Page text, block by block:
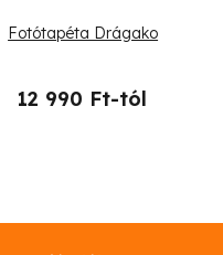
Fotótapéta Drágako
12 990 Ft-tól